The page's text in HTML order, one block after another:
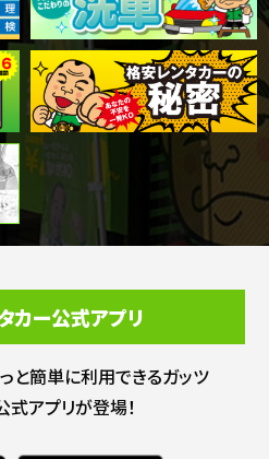
カー公式アプリ
と簡単に利用できるガッツ
式アプリが登場！